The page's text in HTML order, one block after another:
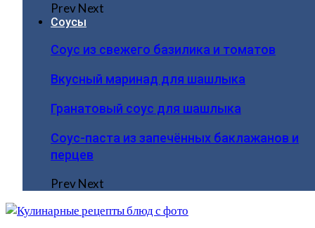
PrevNext
Соусы
Соус из свежего базилика и томатов
Вкусный маринад для шашлыка
Гранатовый соус для шашлыка
Соус-паста из запечённых баклажанов и
перцев
PrevNext